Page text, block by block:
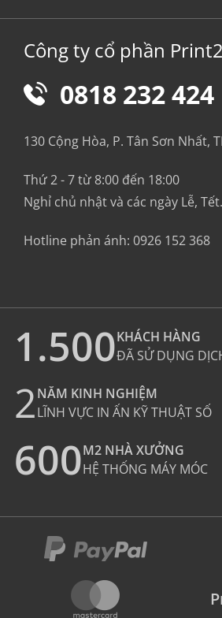
Công ty cổ phần
0818 232 424
130 Cộng Hòa, P. Tân Sơn Nhất,
Thứ 2 - 7 từ 8:00 đến 18:00
Nghỉ chủ nhật và các ngày Lễ, Tết.
Hotline phản ánh: 0926 152 368
1.500KHÁCH HÀNG
ĐÃ SỬ DỤNG
2NĂM KINH NGHIỆM
LĨNH VỰC IN ẤN KỸ THUẬT SỐ
600M2 NHÀ XƯỞNG
HỆ THỐNG MÁY MÓC